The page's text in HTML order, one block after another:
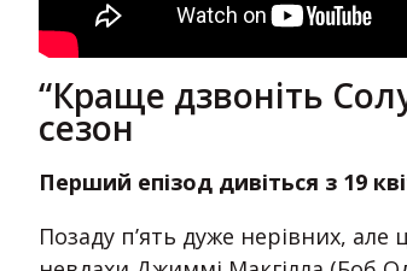
“Краще дзвоніть
сезон
Перший епізод дивіться з 19
Позаду п’ять дуже нерівних, але